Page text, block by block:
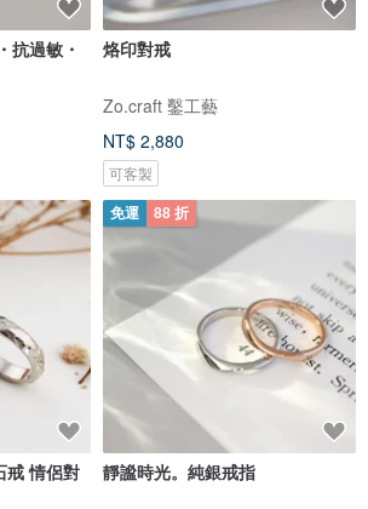
抗過敏・
烙印對戒
Zo.craft 鑿工藝
NT$ 2,880
可客製
情侶對
免運 88 折
靜謐時光。純銀戒指